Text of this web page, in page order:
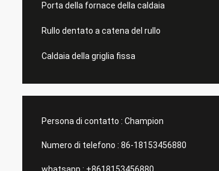
Porta della fornace della caldaia
Rullo dentato a catena del rullo
Caldaia della griglia fissa
Persona di contatto : Champion
Numero di telefono : 86-18153456880